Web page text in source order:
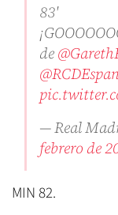
83'
de
— Real
febrero de
MIN 82.